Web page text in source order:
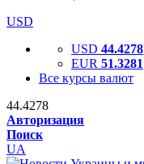
USD
USD 44.4278
EUR 51.3281
Все курсы валют
44.4278
Авторизация
Поиск
UA